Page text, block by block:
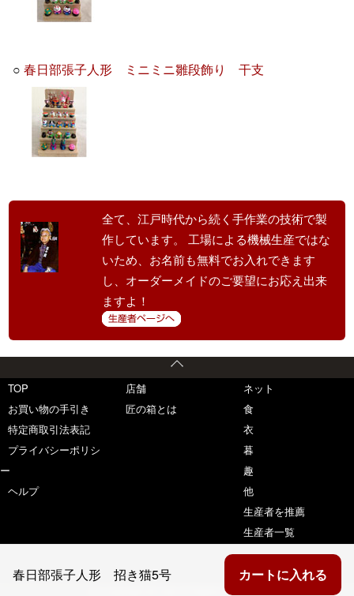
○春日部張子人形 ミニミニ雛段飾り 干支
全て、江戸時代から続く手作業の技術で製
作しています。 工場による機械生産ではな
いため、お名前も無料でお入れできます
し、オーダーメイドのご要望にお応え出来
ますよ！
春日部張子人形 招き猫5号 カートに入れる
TOP
お買い物の手引き
特定商取引法表記
プライバシーポリシ
ー
ヘルプ
店舗
匠の箱とは
ネット
食
衣
暮
趣
他
生産者を推薦
生産者一覧
(C) copyright 匠の箱 All Rights Reserved.